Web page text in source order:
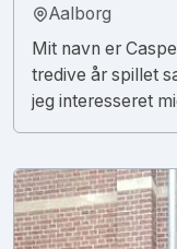
Aalborg
Mit navn er
tredive år spillet
jeg interesseret